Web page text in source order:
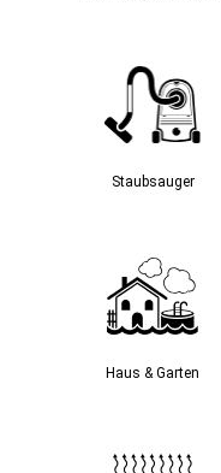
Staubsauger­
Haus & Garten